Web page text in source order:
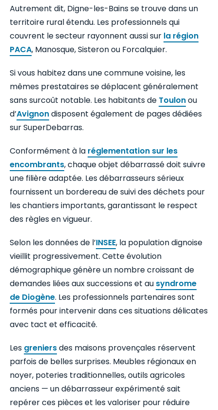
Autrement dit, Digne-les-Bains se trouve dans un
territoire rural étendu. Les professionnels qui
couvrent le secteur rayonnent aussi sur la région
PACA, Manosque, Sisteron ou Forcalquier.
Si vous habitez dans une commune voisine, les
mêmes prestataires se déplacent généralement
sans surcoût notable. Les habitants de Toulonou
d’Avignondisposent également de pages dédiées
sur SuperDebarras.
Conformément à la réglementation sur les
encombrants, chaque objet débarrassé doit suivre
une filière adaptée. Les débarrasseurs sérieux
fournissent un bordereau de suivi des déchets pour
les chantiers importants, garantissant le respect
des règles en vigueur.
Selon les données de l’INSEE, la population dignoise
vieillit progressivement. Cette évolution
démographique génère un nombre croissant de
demandes liées aux successions et au syndrome
de Diogène. Les professionnels partenaires sont
formés pour intervenir dans ces situations délicates
avec tact et efficacité.
Les greniersdes maisons provençales réservent
parfois de belles surprises. Meubles régionaux en
noyer, poteries traditionnelles, outils agricoles
anciens — un débarrasseur expérimenté sait
repérer ces pièces et les valoriser pour réduire